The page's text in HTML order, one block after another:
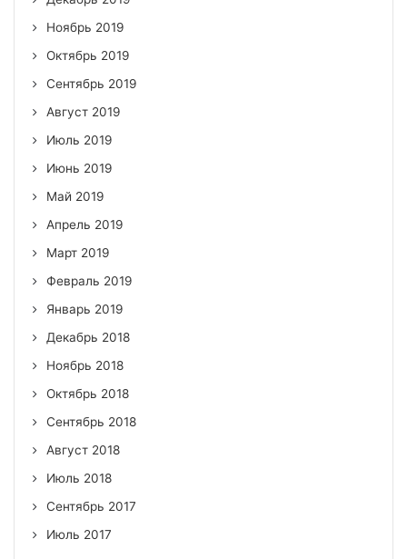
Ноябрь 2019
Октябрь 2019
Сентябрь 2019
Август 2019
Июль 2019
Июнь 2019
Май 2019
Апрель 2019
Март 2019
Февраль 2019
Январь 2019
Декабрь 2018
Ноябрь 2018
Октябрь 2018
Сентябрь 2018
Август 2018
Июль 2018
Сентябрь 2017
Июль 2017